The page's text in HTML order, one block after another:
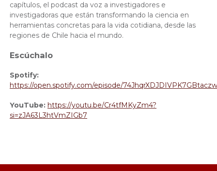
capítulos, el podcast da voz a investigadores e
investigadoras que están transformando la ciencia en
herramientas concretas para la vida cotidiana, desde las
regiones de Chile hacia el mundo.
Escúchalo
Spotify:
https://open.spotify.com/episode/
YouTube: https://youtu.be/Cr4tfMKyZm4?
si=zJA63L3htVmZIGb7